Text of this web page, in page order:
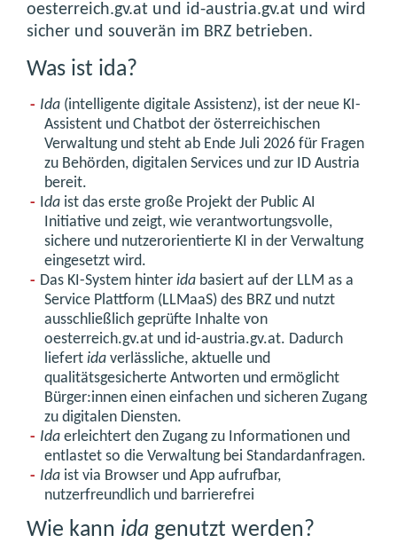
oesterreich.gv.at und id-austria.gv.at und wird
sicher und souverän im BRZ betrieben.
Was ist ida?
Ida (intelligente digitale Assistenz), ist der neue KI-
Assistent und Chatbot der österreichischen
Verwaltung und steht ab Ende Juli 2026 für Fragen
zu Behörden, digitalen Services und zur ID Austria
bereit.
da ist das erste große Projekt der Public AI
Initiative und zeigt, wie verantwortungsvolle,
sichere und nutzerorientierte KI in der Verwaltung
eingesetzt wird.
Das KI-System hinter ida basiert auf der LLM as a
Service Plattform (LLMaaS) des BRZ und nutzt
ausschließlich geprüfte Inhalte von
oesterreich.gv.at und id-austria.gv.at. Dadurch
liefert ida verlässliche, aktuelle und
qualitätsgesicherte Antworten und ermöglicht
Bürger:innen einen einfachen und sicheren Zugang
zu digitalen Diensten.
Ida erleichtert den Zugang zu Informationen und
entlastet so die Verwaltung bei Standardanfragen.
Ida ist via Browser und App aufrufbar,
nutzerfreundlich und barrierefrei
Wie kann ida genutzt werden?